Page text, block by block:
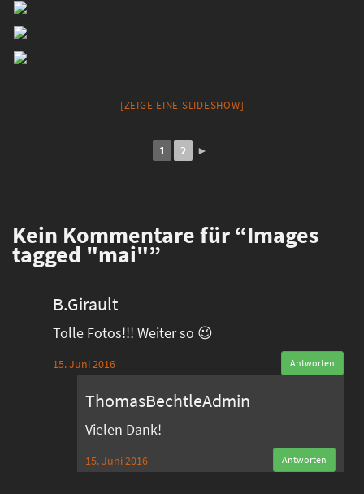
[ZEIGE EINE SLIDESHOW]
1 2 ►
Kein Kommentare für “Images
tagged "mai"”
B.Girault
Tolle Fotos!!! Weiter so 😉
15. Juni 2016 Antworten
ThomasBechtleAdmin
Vielen Dank!
15. Juni 2016 Antworten